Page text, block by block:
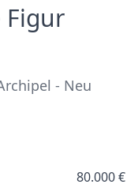
Figur
- Neu
80.000 €